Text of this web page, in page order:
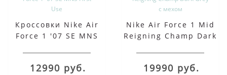
Кроссовки Nike Air
Force 1 '07 SE MNS
12990 руб.
Nike Air Force 1 Mid
Reigning Champ Dark
19990 руб.